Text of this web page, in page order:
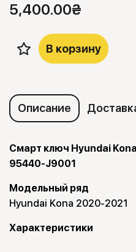
5,400.00₴
В корзину
Описание
Смарт ключ Hyundai
95440-J9001
Модельный ряд
Hyundai Kona 2020-2021
Характеристики